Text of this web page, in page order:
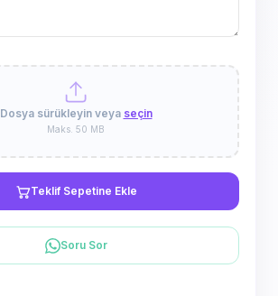
Dosya sürükleyin veya seçin
Maks. 50 MB
Teklif Sepetine Ekle
Soru Sor